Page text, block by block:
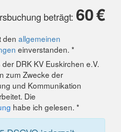
beträgt: 60€
den allgemeinen
einverstanden. *
DRK KV Euskirchen e.V.
zum Zwecke der
und Kommunikation
Die
habe ich gelesen. *